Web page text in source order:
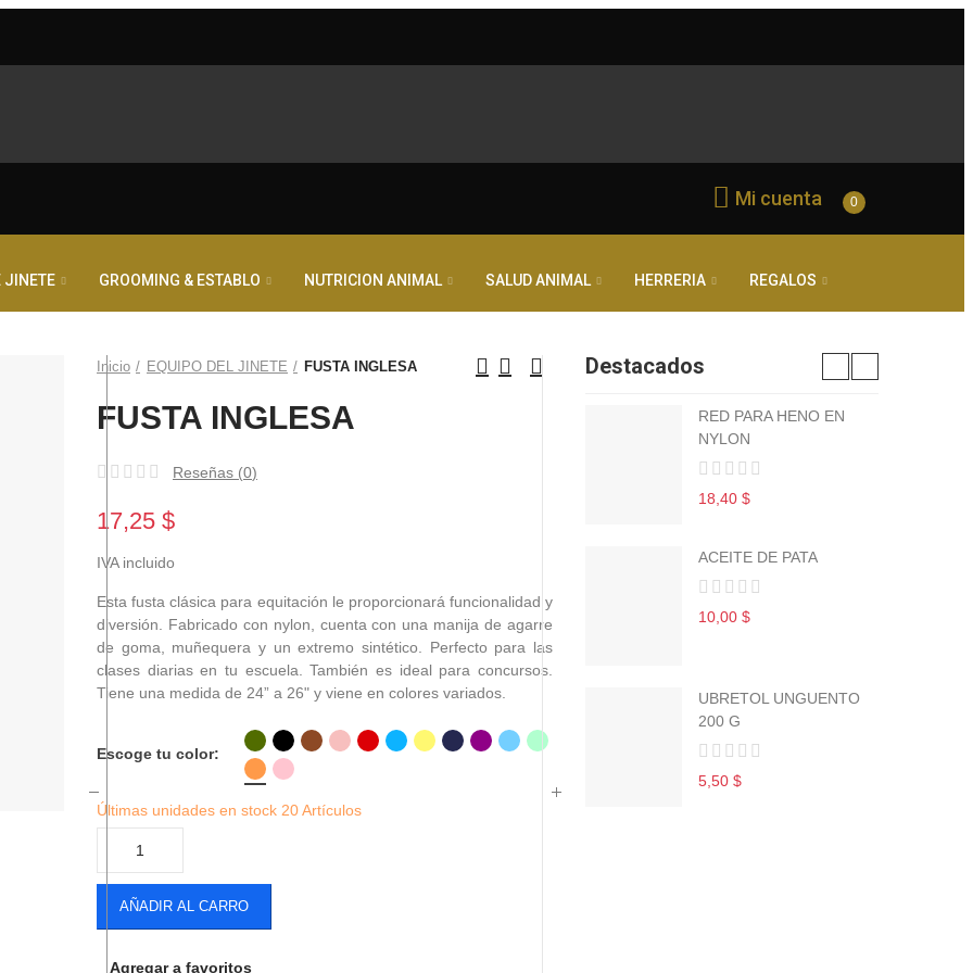
Mi cuenta 0
JINETE GROOMING & ESTABLO NUTRICION ANIMAL SALUD ANIMAL HERRERIA REGALOS
Inicio EQUIPO DEL JINETE FUSTA INGLESA
FUSTA INGLESA
Reseñas (0)
17,25 $
IVA incluido
Esta fusta clásica para equitación le proporcionará funcionalidad y
diversión. Fabricado con nylon, cuenta con una manija de agarre
de goma, muñequera y un extremo sintético. Perfecto para las
clases diarias en tu escuela. También es ideal para concursos.
Tiene una medida de 24” a 26" y viene en colores variados.
Escoge tu color
Últimas unidades en stock 20 Artículos
AÑADIR AL CARRO
Agregar a favoritos
Destacados
RED PARA HENO EN
NYLON
18,40 $
ACEITE DE PATA
10,00 $
UBRETOL UNGUENTO
200 G
5,50 $